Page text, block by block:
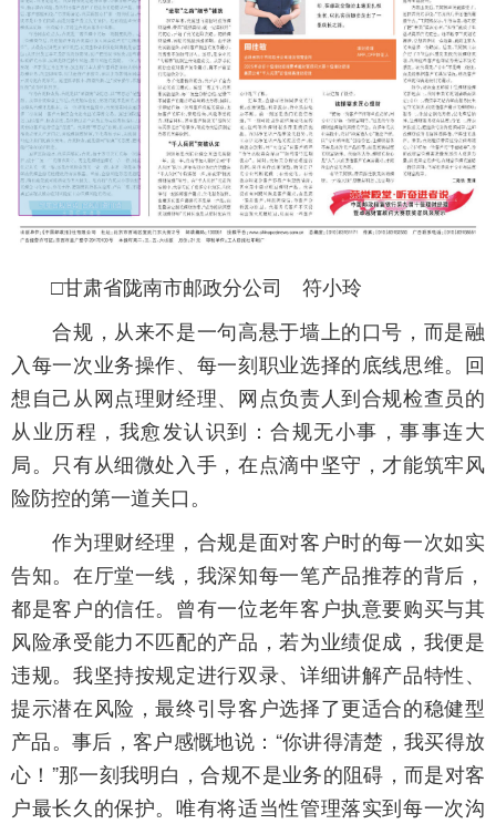
□甘肃省陇南市邮政分公司 符小玲
合规，从来不是一句高悬于墙上的口号，而是融
入每一次业务操作、每一刻职业选择的底线思维。回
想自己从网点理财经理、网点负责人到合规检查员的
从业历程，我愈发认识到：合规无小事，事事连大
局。只有从细微处入手，在点滴中坚守，才能筑牢风
险防控的第一道关口。
作为理财经理，合规是面对客户时的每一次如实
告知。在厅堂一线，我深知每一笔产品推荐的背后，
都是客户的信任。曾有一位老年客户执意要购买与其
风险承受能力不匹配的产品，若为业绩促成，我便是
违规。我坚持按规定进行双录、详细讲解产品特性、
提示潜在风险，最终引导客户选择了更适合的稳健型
产品。事后，客户感慨地说：“你讲得清楚，我买得放
心！”那一刻我明白，合规不是业务的阻碍，而是对客
户最长久的保护。唯有将适当性管理落实到每一次沟